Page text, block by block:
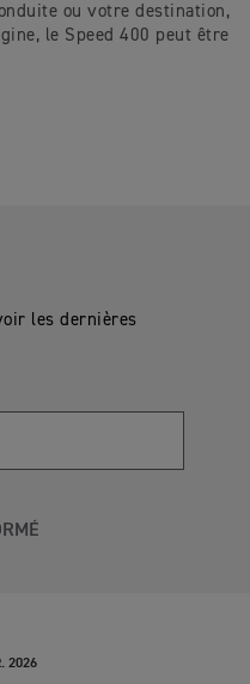
ou votre destination,
le Speed 400 peut être
les dernières
2026